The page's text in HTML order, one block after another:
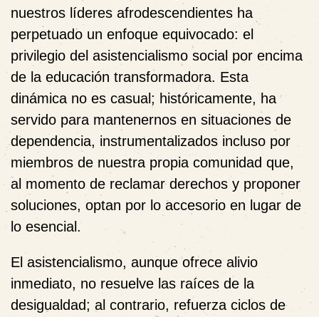
nuestros líderes afrodescendientes ha
perpetuado un enfoque equivocado: el
privilegio del asistencialismo social por encima
de la educación transformadora. Esta
dinámica no es casual; históricamente, ha
servido para mantenernos en situaciones de
dependencia, instrumentalizados incluso por
miembros de nuestra propia comunidad que,
al momento de reclamar derechos y proponer
soluciones, optan por lo accesorio en lugar de
lo esencial.
El asistencialismo, aunque ofrece alivio
inmediato, no resuelve las raíces de la
desigualdad; al contrario, refuerza ciclos de